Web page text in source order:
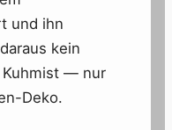
und ihn
kein
Kuhmist — nur
Deko.